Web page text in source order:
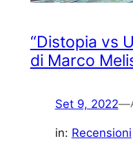
“Distopia vs
di Marco
Set 9, 2022—
in: Recensioni